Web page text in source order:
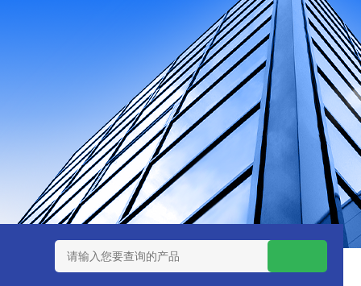
温实验用热失重马弗炉 实验室小型高温马弗炉